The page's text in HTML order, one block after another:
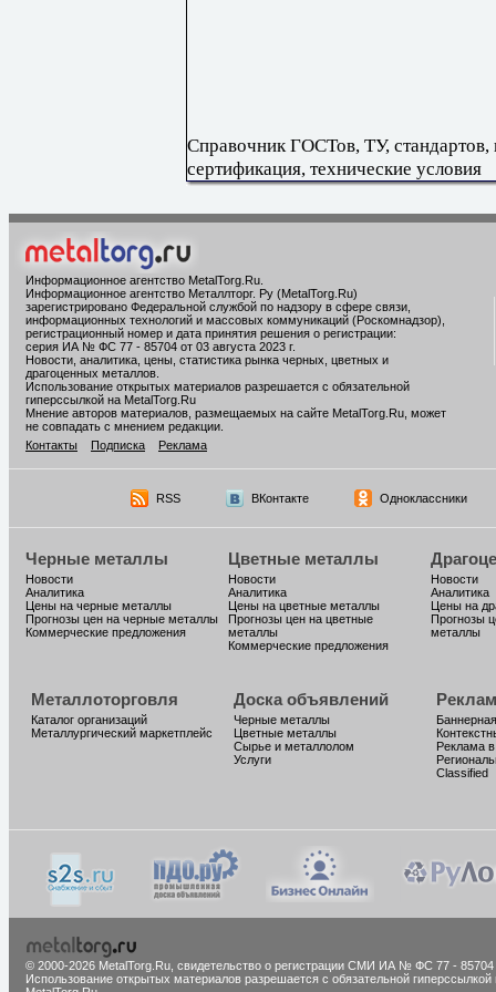
Справочник ГОСТов, ТУ,
сертификация, технические условия
Информационное агентство MetalTorg.Ru
Информационное агентство Металлторг. Ру (MetalTorg.Ru)
зарегистрировано Федеральной службой по надзору в сфере связи,
информационных технологий и массовых коммуникаций (Роскомнадзор),
регистрационный номер и дата принятия решения о регистрации:
серия ИА № ФС 77 - 85704 от 03 августа 2023 г.
Новости, аналитика, цены, статистика рынка черных, цветных и
драгоценных металлов.
Использование открытых материалов разрешается с обязательной
гиперссылкой на MetalTorg.Ru
Мнение авторов материалов, размещаемых на сайте MetalTorg.Ru, может
не совпадать с мнением редакции.
Контакты
Подписка Реклама
RSS ВКонтакте Одноклассники
Черные металлы
Новости
Аналитика
Цены на черные металлы
Прогнозы цен на черные металлы
Коммерческие предложения
Цветные металлы
Новости
Аналитика
Цены на цветные металлы
Прогнозы цен на цветные
металлы
Коммерческие предложения
Новости
Аналитика
Цены на
Прогнозы
металлы
Металлоторговля
Каталог организаций
Металлургический маркетплейс
Доска объявлений
Черные металлы
Цветные металлы
Сырье и металлолом
Услуги
Реклама
Classified
© 2000-2026 MetalTorg.Ru, cвидетельство о регистрации СМИ ИА № ФС 77 - 85704
Использование открытых материалов разрешается с обязательной гиперссылкой